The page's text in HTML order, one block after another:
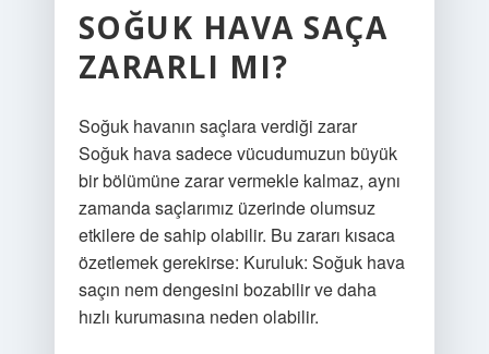
SOĞUK HAVA SAÇA
ZARARLI MI?
Soğuk havanın saçlara verdiği zarar
Soğuk hava sadece vücudumuzun büyük
bir bölümüne zarar vermekle kalmaz, aynı
zamanda saçlarımız üzerinde olumsuz
etkilere de sahip olabilir. Bu zararı kısaca
özetlemek gerekirse: Kuruluk: Soğuk hava
saçın nem dengesini bozabilir ve daha
hızlı kurumasına neden olabilir.